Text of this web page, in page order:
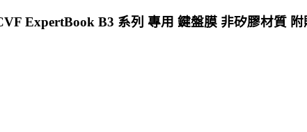
ExpertBook B3 系列 專用 鍵盤膜 非矽膠材質